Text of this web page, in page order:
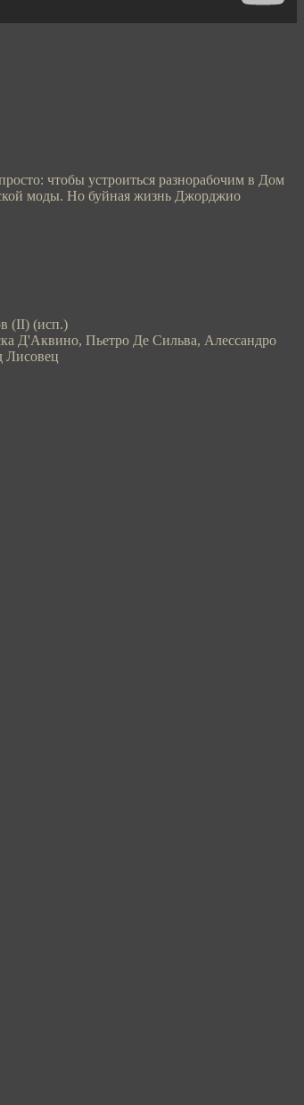
чтобы устроиться разнорабочим в Дом
моды. Но буйная жизнь Джорджио
(II) (иcп.)
Д'Аквино, Пьетро Де Сильва, Алессандро
Лисовец